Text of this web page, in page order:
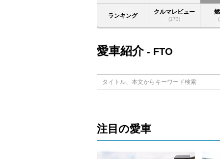
ランキング
クルマレビュー
(173)
愛車紹介- FTO
注目の愛車